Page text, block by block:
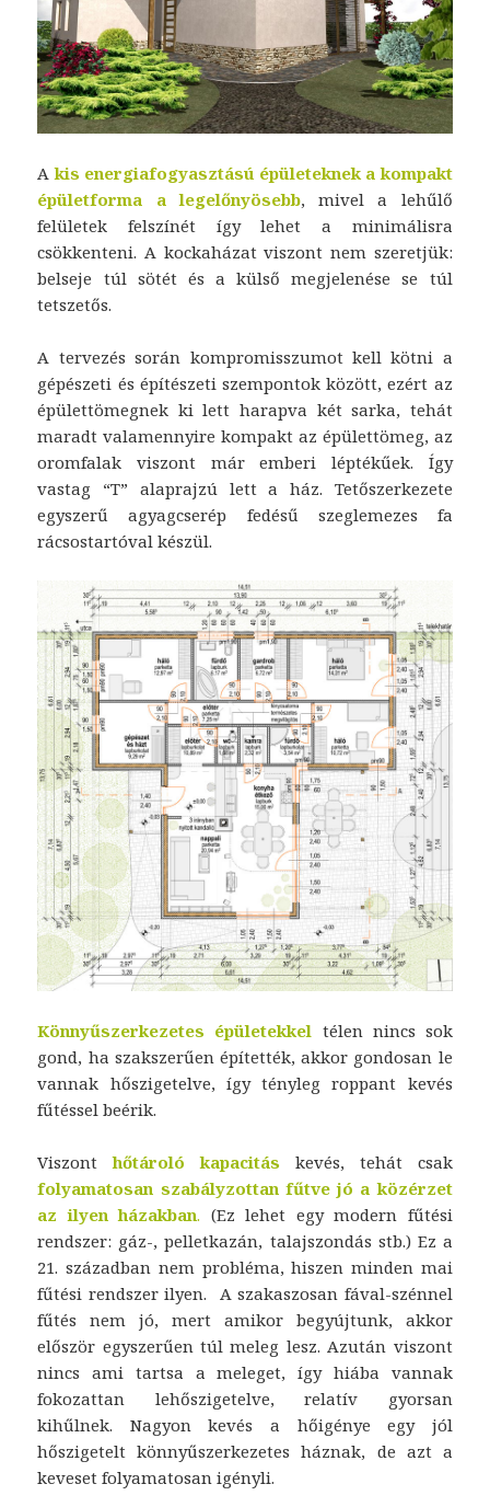
Akis energiafogyasztású épületeknek a kompakt
épületforma a legelőnyösebb, mivel a lehűlő
felületek felszínét így lehet a minimálisra
csökkenteni. A kockaházat viszont nem szeretjük:
belseje túl sötét és a külső megjelenése se túl
tetszetős.
A tervezés során kompromisszumot kell kötni a
gépészeti és építészeti szempontok között, ezért az
épülettömegnek ki lett harapva két sarka, tehát
maradt valamennyire kompakt az épülettömeg, az
oromfalak viszont már emberi léptékűek. Így
vastag “T” alaprajzú lett a ház. Tetőszerkezete
egyszerű agyagcserép fedésű szeglemezes fa
rácsostartóval készül.
Könnyűszerkezetes épületekkel télen nincs sok
gond, ha szakszerűen építették, akkor gondosan le
vannak hőszigetelve, így tényleg roppant kevés
fűtéssel beérik.
Viszonthőtároló kapacitás kevés, tehát csak
folyamatosan szabályzottan fűtve jó a közérzet
az ilyen házakban. (Ez lehet egy modern fűtési
rendszer: gáz-, pelletkazán, talajszondás stb.) Ez a
21. században nem probléma, hiszen minden mai
fűtési rendszer ilyen. A szakaszosan fával-szénnel
fűtés nem jó, mert amikor begyújtunk, akkor
először egyszerűen túl meleg lesz. Azután viszont
nincs ami tartsa a meleget, így hiába vannak
fokozattan lehőszigetelve, relatív gyorsan
kihűlnek. Nagyon kevés a hőigénye egy jól
hőszigetelt könnyűszerkezetes háznak, de azt a
keveset folyamatosan igényli.